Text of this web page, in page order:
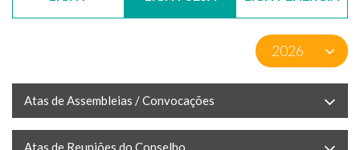
Atas de Assembleias / Convocações
Atas de Reuniões do Conselho